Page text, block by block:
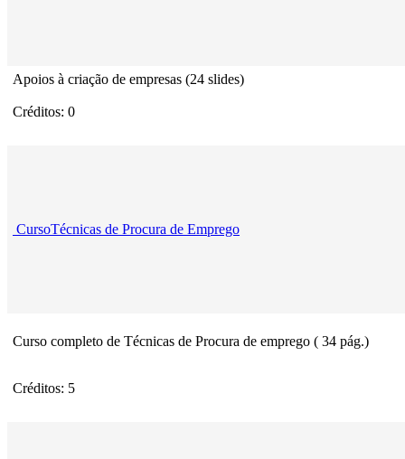
Apoios à criação de empresas (24 slides)
Créditos: 0
CursoTécnicas de Procura de Emprego
Curso completo de Técnicas de Procura de emprego ( 34 pág.)
Créditos: 5